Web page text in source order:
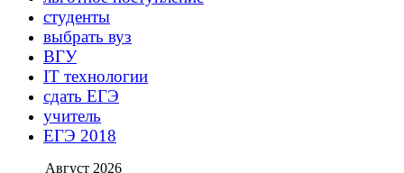
студенты
выбрать вуз
ВГУ
IT технологии
сдать ЕГЭ
учитель
ЕГЭ 2018
Август 2026